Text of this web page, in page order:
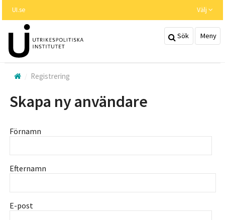
huvudinnehållet
UI.se Välj
Sök Meny
Registrering
Skapa ny användare
Förnamn
Efternamn
E-post